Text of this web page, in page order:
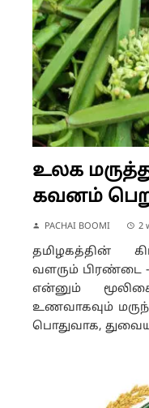
உலக
கவனம்
PACHAI BOOMI 2
தமிழகத்தின்
வளரும் பிரண்டை -
என்னும்
உணவாகவும்
பொதுவாக,